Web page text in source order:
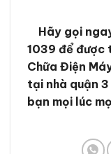
Hãy gọi
1039 để được
Chữa Điện
tại nhà quận
bạn mọi lúc